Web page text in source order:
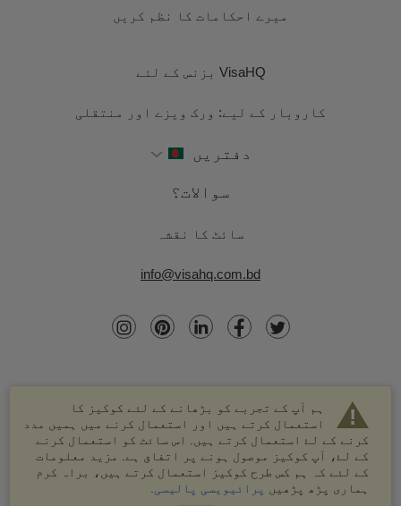
ہم آپ کے تجربے کو بڑھانے کے لئے کوکیز کا
استعمال کرتے ہیں اور استعمال کرنے میں ہمیں مدد
کرنے کے لۓ استعمال کرتے ہیں. اس سائٹ کو استعمال کرنے
کے لۓ، آپ کوکیز موصول ہونے پر اتفاق ہے. مزید معلومات
کے لئے کہ ہم کس طرح کوکیز استعمال کرتے ہیں، براہ کرم
ہماری پڑھ پڑھیں
پرائیویسی پالیسی
میرے احکامات کا نظم کریں
VisaHQ بزنس کے لئے
کاروبار کے لیے: ورک ویزے اور منتقلی
دفتریں
سوالات؟
سائٹ کا نقشہ
info@visahq.com.bd
© 2003-2026 VisaHQ.com، انک. تمام حقوق محفوظ ہیں۔